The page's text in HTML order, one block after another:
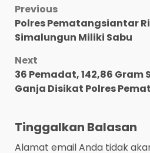
Post
navigation
Previous
Polres Pematangsiantar
Simalungun Miliki Sabu
Next
36 Pemadat, 142,86 Gram
Ganja Disikat Polres
Tinggalkan Balasan
Alamat email Anda tidak